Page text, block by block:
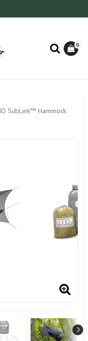
0
SubLink™ Hammock